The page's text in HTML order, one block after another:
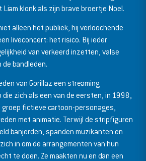
klonk als zijn brave broertje Noel.
alleen het publiek, hij verloochende
liveconcert: het risico. Bij ieder
van verkeerd inzetten, valse
bandleden.
van Gorillaz een streaming
zich als een van de eersten, in 1998,
fictieve cartoon-personages,
met animatie. Terwijl de stripfiguren
banjerden, spanden muzikanten en
in om de arrangementen van hun
te doen. Ze maakten nu en dan een